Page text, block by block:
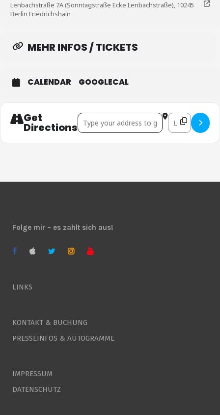
Lenbachstraße 7A (Sonntagstraße Ecke Lenbachstraße), 10245
Berlin Friedrichshain
MEHR INFOS / TICKETS
CALENDAR GOOGLECAL
Get
Directions
Address - Berlin [] Destination
Folge mir – es zahlt sich aus!
LINKS
KONTAKT & BUCHUNG
PRESSEINFOS & AUTOGRAMME
IMPRESSUM
DATENSCHUTZ